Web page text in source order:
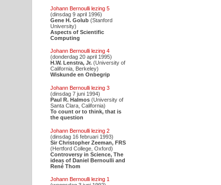
Johann Bernoulli lezing 5
(dinsdag 9 april 1996)
Gene H. Golub (Stanford
University)
Aspects of Scientific
Computing
Johann Bernoulli lezing 4
(donderdag 20 april 1995)
H.W. Lenstra, Jr. (University of
California, Berkeley)
Wiskunde en Onbegrip
Johann Bernoulli lezing 3
(dinsdag 7 juni 1994)
Paul R. Halmos(University of
Santa Clara, California)
To count or to think, that is
the question
Johann Bernoulli lezing 2
(dinsdag 16 februari 1993)
Sir Christopher Zeeman, FRS
(Hertford College, Oxford)
Controversy in Science, The
ideas of Daniel Bernoulli and
René Thom
Johann Bernoulli lezing 1